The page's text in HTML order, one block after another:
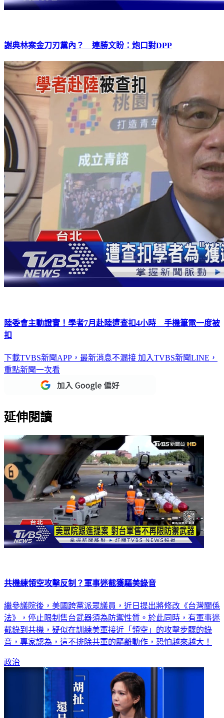
謝典林案金刀刃黨內？ 連勝文盼：炮口對DPP
陸委會主動證實！學者7月赴陸遭查扣4小時 手機筆電一度被
扣
下載TVBS新聞APP，最新消息不漏接 加入TVBS新聞LINE，
重點新聞一次看
延伸閱讀
共機練領空攻擊反制？軍事迷截獲驅美錄音
繼參議院後，美國跨黨派眾議員，近日提出將修改《台灣關係
法》，停止限制售台武器須為防禦性質。於此同時，有軍事迷
截錄到共機，疑似在訓練美軍接近「領空」的攻擊步驟的錄
音，專家認為，這不排除共軍的驅離動作，恐怕越來越大！
政治